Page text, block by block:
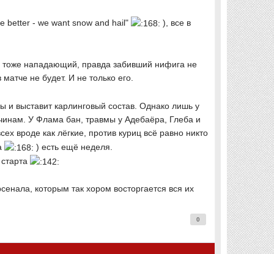
better - we want snow and hail" ), все в
тоже нападающий, правда забивший нифига не
не будет. И не только его.
и выставит карлинговый состав. Однако лишь у
У Флама бан, травмы у Адебаёра, Глеба и
вроде как лёгкие, против куриц всё равно никто
) есть ещё неделя.
которым так хором восторгается вся их
0